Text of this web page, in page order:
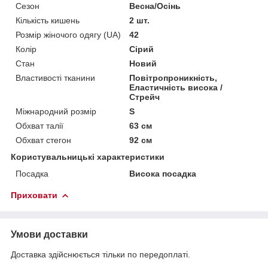
Сезон
Весна/Осінь
Кількість кишень
2 шт.
Розмір жіночого одягу (UA)
42
Колір
Сірий
Стан
Новий
Властивості тканини
Повітропроникність,
Еластичність висока /
Стрейч
Міжнародний розмір
S
Обхват талії
63 см
Обхват стегон
92 см
Користувальницькі характеристики
Посадка
Висока посадка
Приховати
Умови доставки
Доставка здійснюється тільки по передоплаті.